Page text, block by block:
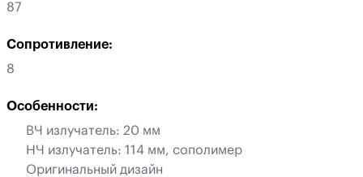
87
Сопротивление:
8
Особенности:
ВЧ излучатель: 20 мм
НЧ излучатель: 114 мм, сополимер
Оригинальный дизайн